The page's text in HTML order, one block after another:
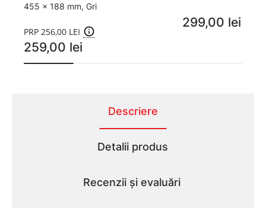
455 x 188 mm, Gri
PRP 256,00 LEI
259,00 lei
299,00 lei
Descriere
Detalii produs
Recenzii și evaluări